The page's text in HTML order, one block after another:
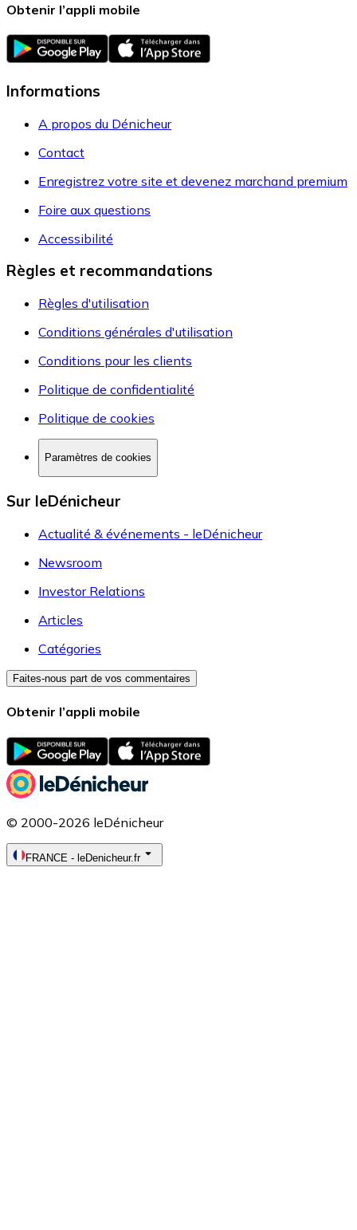
Obtenir l’appli mobile
Informations
A propos du Dénicheur
Contact
Enregistrez votre site et devenez marchand premium
Foire aux questions
Accessibilité
Règles et recommandations
Règles d'utilisation
Conditions générales d'utilisation
Conditions pour les clients
Politique de confidentialité
Politique de cookies
Paramètres de cookies
Sur leDénicheur
Actualité & événements - leDénicheur
Newsroom
Investor Relations
Articles
Catégories
Faites-nous part de vos commentaires
Obtenir l’appli mobile
© 2000-2026 leDénicheur
FRANCE - leDenicheur.fr